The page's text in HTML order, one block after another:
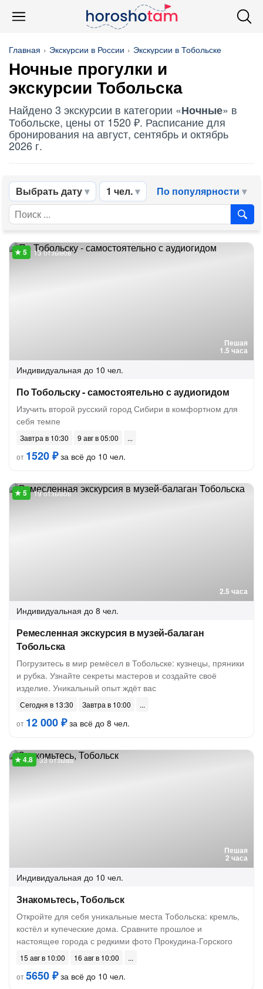
Главная Экскурсии в России Экскурсии в Тобольске
Ночные прогулки и
экскурсии Тобольска
Найдено 3 экскурсии в категории «Ночные» в
Тобольске, цены от 1520 ₽. Расписание для
бронирования на август, сентябрь и октябрь
2026 г.
Выбрать дату 1 чел. По популярности
Пешая
1.5 часа
13 отзывов
Индивидуальная до 10 чел.
По Тобольску - самостоятельно с аудиогидом
Изучить второй русский город Сибири в комфортном для
себя темпе
Завтра в 10:30
9 авг в 05:00
от 1520 ₽за всё до 10 чел.
2.5 часа
19 отзывов
Индивидуальная до 8 чел.
Ремесленная экскурсия в музей-балаган
Тобольска
Погрузитесь в мир ремёсел в Тобольске: кузнецы, пряники
и рубка. Узнайте секреты мастеров и создайте своё
изделие. Уникальный опыт ждёт вас
Сегодня в 13:30
Завтра в 10:00
от 12 000 ₽за всё до 8 чел.
Пешая
2 часа
33 отзыва
Индивидуальная до 10 чел.
Знакомьтесь, Тобольск
Откройте для себя уникальные места Тобольска: кремль,
костёл и купеческие дома. Сравните прошлое и
настоящее города с редкими фото Прокудина-Горского
15 авг в 10:00
16 авг в 10:00
от5650 ₽за всё до 10 чел.